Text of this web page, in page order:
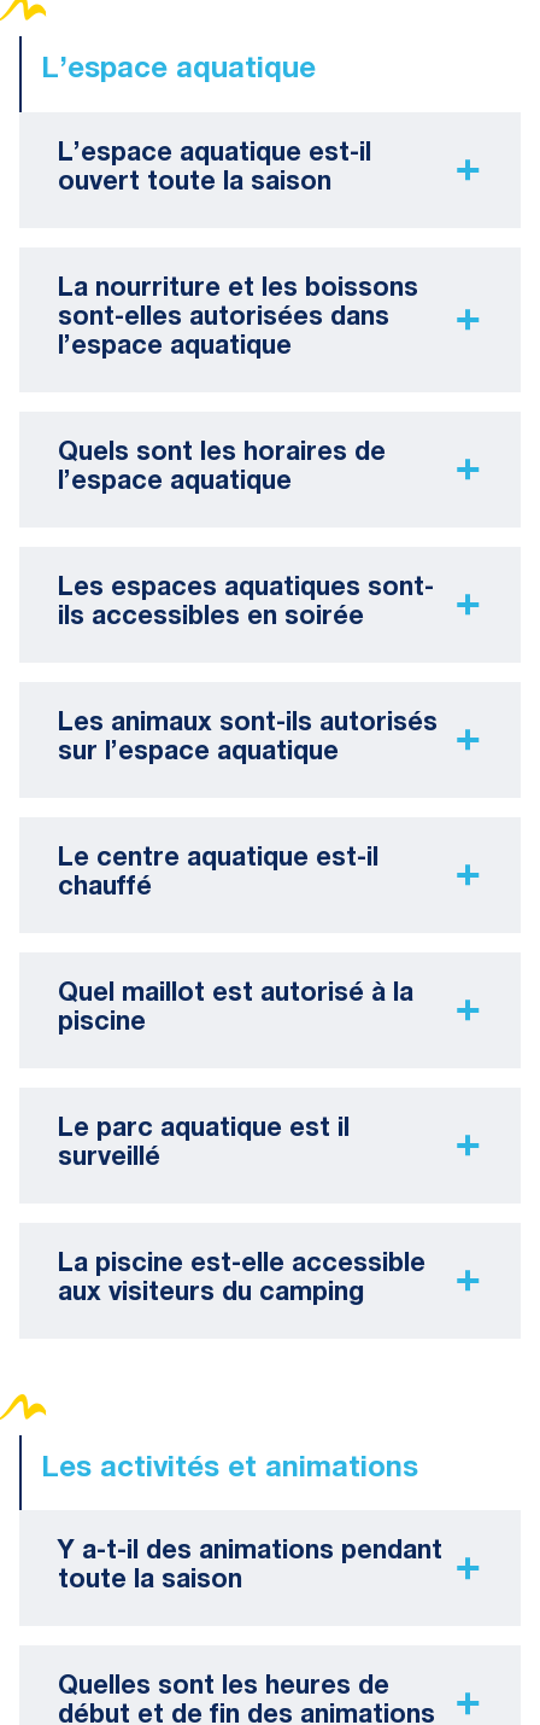
L’espace aquatique
L’espace aquatique est-il
ouvert toute la saison
La nourriture et les boissons
sont-elles autorisées dans
l’espace aquatique
Quels sont les horaires de
l’espace aquatique
Les espaces aquatiques sont-
ils accessibles en soirée
Les animaux sont-ils autorisés
sur l’espace aquatique
Le centre aquatique est-il
chauffé
Quel maillot est autorisé à la
piscine
Le parc aquatique est il
surveillé
La piscine est-elle accessible
aux visiteurs du camping
Les activités et animations
Y a-t-il des animations pendant
toute la saison
Quelles sont les heures de
début et de fin des animations